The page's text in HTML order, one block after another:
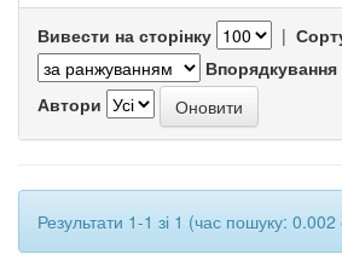
Вивести на сторінку |
Впорядкування
Автори
Результати 1-1 зі 1 (час пошуку: 0.002